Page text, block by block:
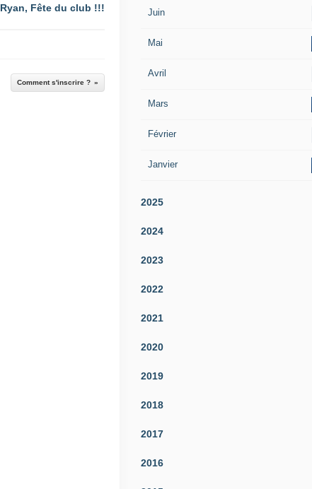
Ryan, Fête du club !!!
Comment s'inscrire ?
Juin
Mai
Avril
Mars
Février
Janvier
2025
2024
2023
2022
2021
2020
2019
2018
2017
2016